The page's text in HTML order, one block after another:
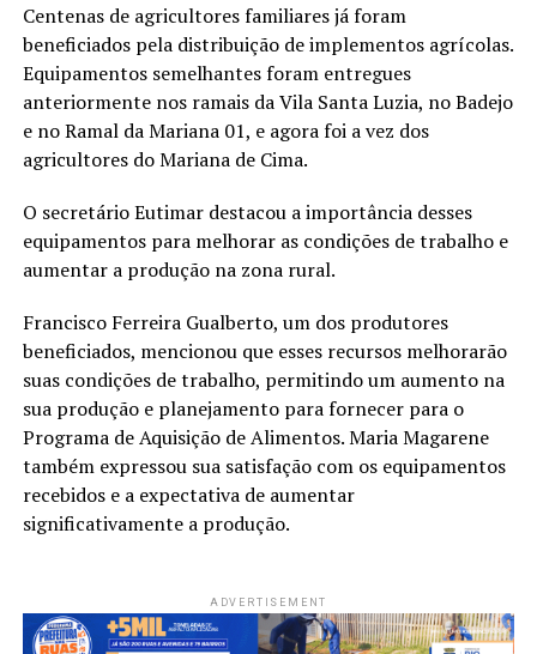
Centenas de agricultores familiares já foram
beneficiados pela distribuição de implementos agrícolas.
Equipamentos semelhantes foram entregues
anteriormente nos ramais da Vila Santa Luzia, no Badejo
e no Ramal da Mariana 01, e agora foi a vez dos
agricultores do Mariana de Cima.
O secretário Eutimar destacou a importância desses
equipamentos para melhorar as condições de trabalho e
aumentar a produção na zona rural.
Francisco Ferreira Gualberto, um dos produtores
beneficiados, mencionou que esses recursos melhorarão
suas condições de trabalho, permitindo um aumento na
sua produção e planejamento para fornecer para o
Programa de Aquisição de Alimentos. Maria Magarene
também expressou sua satisfação com os equipamentos
recebidos e a expectativa de aumentar
significativamente a produção.
ADVERTISEMENT